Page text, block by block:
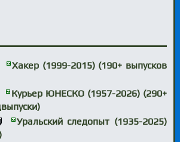
Хакер (1999-2015) (190+ выпусков
Курьер ЮНЕСКО (1957-2026) (290+
Уральский следопыт (1935-2025)